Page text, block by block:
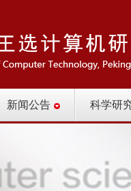
新闻公告 科学研